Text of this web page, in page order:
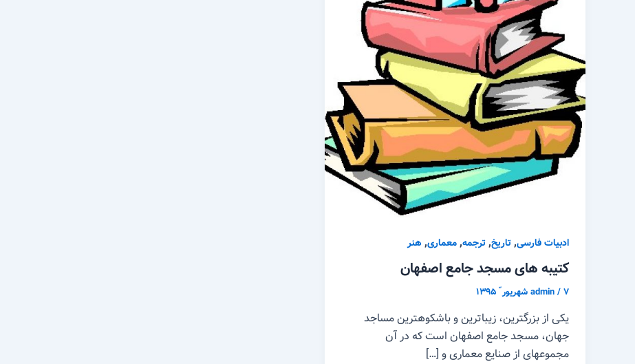
ادبیات فارسی,تاریخ,ترجمه,معماری, هنر
کتیبه های مسجد جامع اصفهان
admin/۷ شهریور ّ ۱۳۹۵
یکی از بزرگترین، زیباترین و باشکوهترین مساجد
جهان، مسجد جامع اصفهان است که در آن
مجموعهای از صنایع معماری و […]